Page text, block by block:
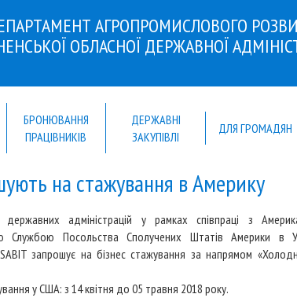
АГРОПРОМИСЛОВОГО
ОБЛАСНОЇ ДЕРЖАВНОЇ
БРОНЮВАННЯ
ПРАЦІВНИКІВ
ДЕРЖАВНІ
ЗАКУПІВЛІ
ДЛЯ ГРОМАДЯН
на стажування в Америку
адміністрацій у рамках співпраці з
Службою Посольства Сполучених Штатів Америки в
запрошує на бізнес стажування за напрямом
у США: з 14 квітня до 05 травня 2018 року.